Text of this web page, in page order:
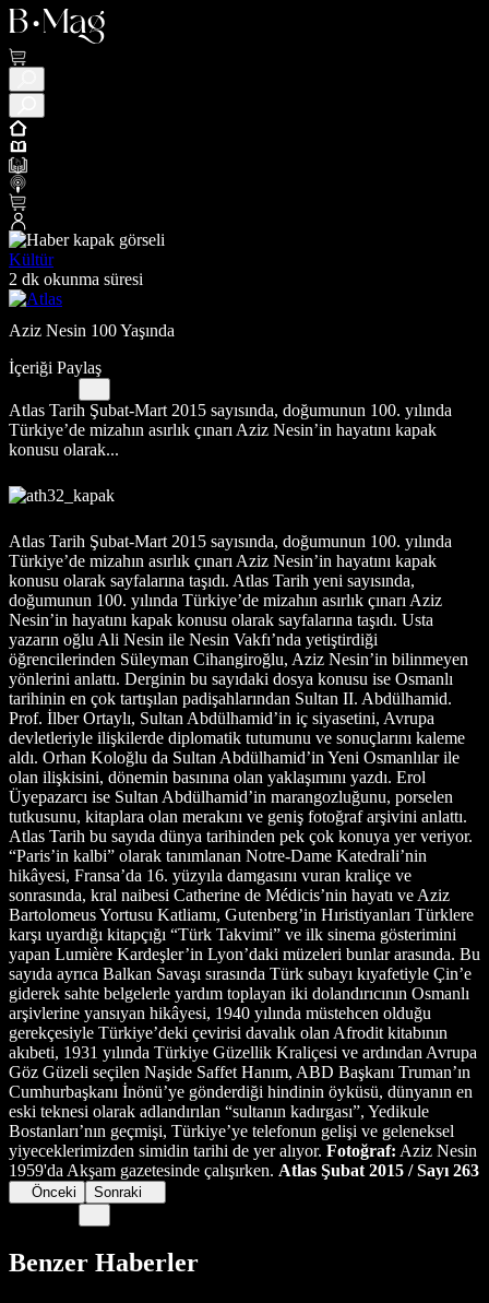
Kültür
2 dk okunma süresi
Aziz Nesin 100 Yaşında
İçeriği Paylaş
Atlas Tarih Şubat-Mart 2015 sayısında, doğumunun 100. yılında
Türkiye’de mizahın asırlık çınarı Aziz Nesin’in hayatını kapak
konusu olarak...
Atlas Tarih Şubat-Mart 2015 sayısında, doğumunun 100. yılında
Türkiye’de mizahın asırlık çınarı Aziz Nesin’in hayatını kapak
konusu olarak sayfalarına taşıdı. Atlas Tarih yeni sayısında,
doğumunun 100. yılında Türkiye’de mizahın asırlık çınarı Aziz
Nesin’in hayatını kapak konusu olarak sayfalarına taşıdı. Usta
yazarın oğlu Ali Nesin ile Nesin Vakfı’nda yetiştirdiği
öğrencilerinden Süleyman Cihangiroğlu, Aziz Nesin’in bilinmeyen
yönlerini anlattı. Derginin bu sayıdaki dosya konusu ise Osmanlı
tarihinin en çok tartışılan padişahlarından Sultan II. Abdülhamid.
Prof. İlber Ortaylı, Sultan Abdülhamid’in iç siyasetini, Avrupa
devletleriyle ilişkilerde diplomatik tutumunu ve sonuçlarını kaleme
aldı. Orhan Koloğlu da Sultan Abdülhamid’in Yeni Osmanlılar ile
olan ilişkisini, dönemin basınına olan yaklaşımını yazdı. Erol
Üyepazarcı ise Sultan Abdülhamid’in marangozluğunu, porselen
tutkusunu, kitaplara olan merakını ve geniş fotoğraf arşivini anlattı.
Atlas Tarih bu sayıda dünya tarihinden pek çok konuya yer veriyor.
“Paris’in kalbi” olarak tanımlanan Notre-Dame Katedrali’nin
hikâyesi, Fransa’da 16. yüzyıla damgasını vuran kraliçe ve
sonrasında, kral naibesi Catherine de Médicis’nin hayatı ve Aziz
Bartolomeus Yortusu Katliamı, Gutenberg’in Hıristiyanları Türklere
karşı uyardığı kitapçığı “Türk Takvimi” ve ilk sinema gösterimini
yapan Lumière Kardeşler’in Lyon’daki müzeleri bunlar arasında. Bu
sayıda ayrıca Balkan Savaşı sırasında Türk subayı kıyafetiyle Çin’e
giderek sahte belgelerle yardım toplayan iki dolandırıcının Osmanlı
arşivlerine yansıyan hikâyesi, 1940 yılında müstehcen olduğu
gerekçesiyle Türkiye’deki çevirisi davalık olan Afrodit kitabının
akıbeti, 1931 yılında Türkiye Güzellik Kraliçesi ve ardından Avrupa
Göz Güzeli seçilen Naşide Saffet Hanım, ABD Başkanı Truman’ın
Cumhurbaşkanı İnönü’ye gönderdiği hindinin öyküsü, dünyanın en
eski teknesi olarak adlandırılan “sultanın kadırgası”, Yedikule
Bostanları’nın geçmişi, Türkiye’ye telefonun gelişi ve geleneksel
yiyeceklerimizden simidin tarihi de yer alıyor. Fotoğraf: Aziz Nesin
1959'da Akşam gazetesinde çalışırken. Atlas Şubat 2015 / Sayı 263
Önceki Sonraki
Benzer Haberler